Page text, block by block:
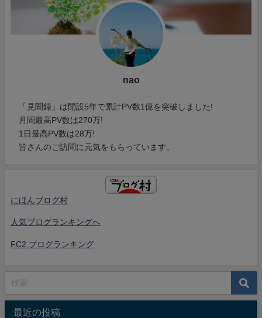
nao
「見聞録」は開設5年で累計PV数1億を突破しました!
月間最高PV数は270万!
1日最高PV数は28万!
皆さんのご訪問に元気をもらっています。
にほんブログ村
人気ブログランキングへ
FC2 ブログランキング
最近の投稿